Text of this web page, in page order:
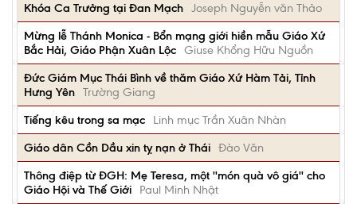
Khóa Ca Trưởng tại Đan Mạch Joseph Nguyễn văn Thảo
Mừng lễ Thánh Monica - Bổn mạng giới hiền mẫu Giáo Xứ
Bắc Hải, Giáo Phận Xuân Lộc Giuse Khổng Hữu Nguồn
Đức Giám Mục Thái Bình về thăm Giáo Xứ Hàm Tải, Tỉnh
Hưng Yên Trường Giang
Tiếng kêu trong sa mạc
Linh mục Trần Xuân Nhàn
Giáo dân Cồn Dầu xin tỵ nạn ở Thái Đào Văn
Thông điệp từ ĐGH: Mẹ Teresa, một ''món quà vô giá'' cho
Giáo Hội và Thế Giới
Paul Minh Nhật